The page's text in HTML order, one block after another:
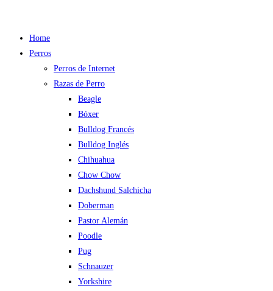
Home
Perros
Perros de Internet
Razas de Perro
Beagle
Bóxer
Bulldog Francés
Bulldog Inglés
Chihuahua
Chow Chow
Dachshund Salchicha
Doberman
Pastor Alemán
Poodle
Pug
Schnauzer
Yorkshire